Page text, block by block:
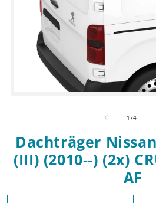
1 /von
4
Dachträger
(III) (2010--) (2x)
AF